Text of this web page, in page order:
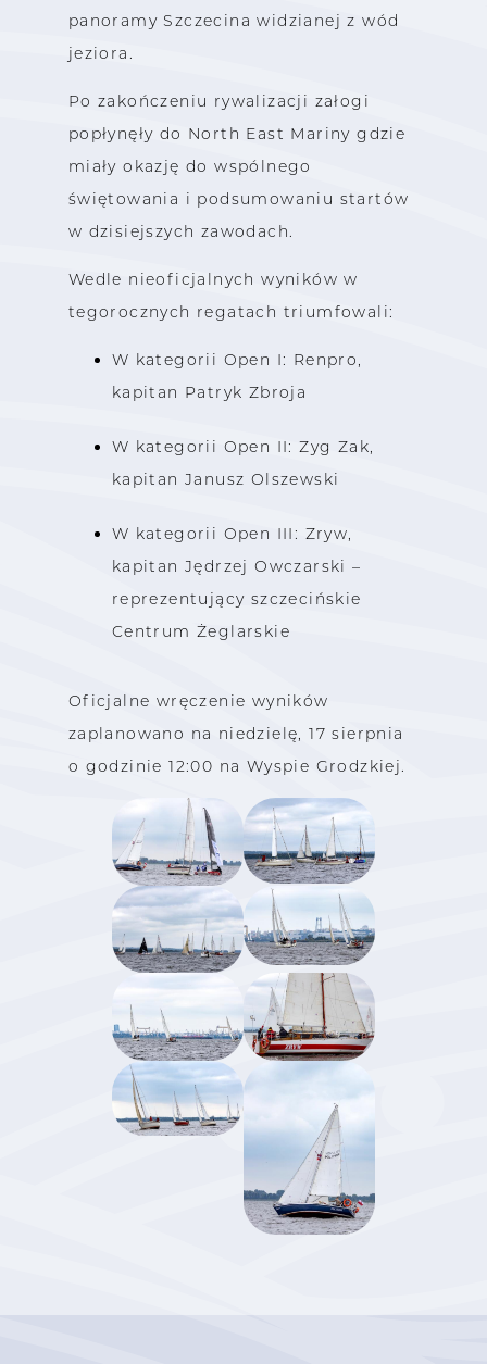
panoramy Szczecina widzianej z wód
jeziora.
Po zakończeniu rywalizacji załogi
popłynęły do North East Mariny gdzie
miały okazję do wspólnego
świętowania i podsumowaniu startów
w dzisiejszych zawodach.
Wedle nieoficjalnych wyników w
tegorocznych regatach triumfowali:
W kategorii Open I: Renpro,
kapitan Patryk Zbroja
W kategorii Open II: Zyg Zak,
kapitan Janusz Olszewski
W kategorii Open III: Zryw,
kapitan Jędrzej Owczarski –
reprezentujący szczecińskie
Centrum Żeglarskie
Oficjalne wręczenie wyników
zaplanowano na niedzielę, 17 sierpnia
o godzinie 12:00 na Wyspie Grodzkiej.